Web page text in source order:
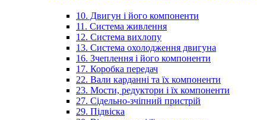
10. Двигун і його компоненти
11. Система живлення
12. Система вихлопу
13. Система охолодження двигуна
16. Зчеплення і його компоненти
17. Коробка передач
22. Вали карданні та їх компоненти
23. Мости, редуктори і їх компоненти
27. Сідельно-зчіпний пристрій
29. Підвіска